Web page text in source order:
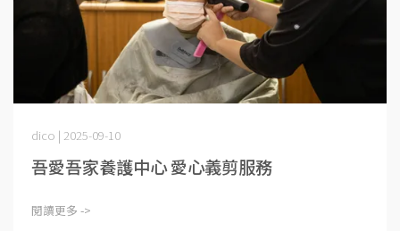
dico | 2025-09-10
吾愛吾家養護中心 愛心義剪服務
閱讀更多 ->